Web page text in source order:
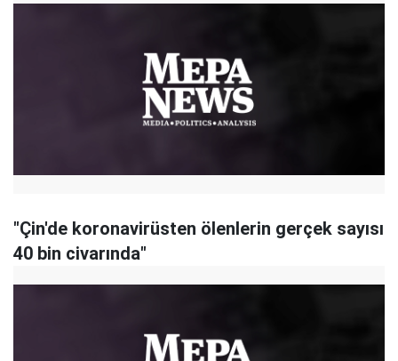
"Çin'de koronavirüsten ölenlerin gerçek sayısı
40 bin civarında"